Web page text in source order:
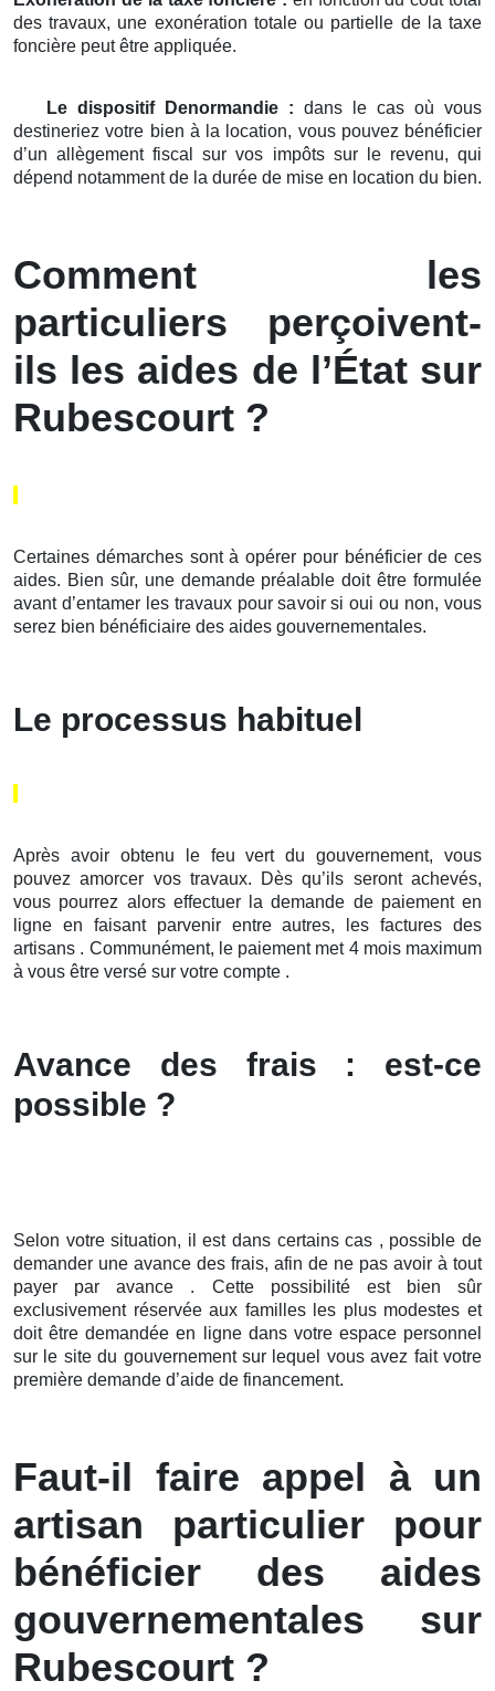
des travaux, une exonération totale ou partielle de la taxe
foncière peut être appliquée.
Le dispositif Denormandie : dans le cas où vous
destineriez votre bien à la location, vous pouvez bénéficier
d’un allègement fiscal sur vos impôts sur le revenu, qui
dépend notamment de la durée de mise en location du bien.
Comment les
particuliers perçoivent-
ils les aides de l’État sur
Rubescourt ?
Certaines démarches sont à opérer pour bénéficier de ces
aides. Bien sûr, une demande préalable doit être formulée
avant d’entamer les travaux pour savoir si oui ou non, vous
serez bien bénéficiaire des aides gouvernementales.
Le processus habituel
Après avoir obtenu le feu vert du gouvernement, vous
pouvez amorcer vos travaux. Dès qu’ils seront achevés,
vous pourrez alors effectuer la demande de paiement en
ligne en faisant parvenir entre autres, les factures des
artisans . Communément, le paiement met 4 mois maximum
à vous être versé sur votre compte .
Avance des frais : est-ce
possible ?
Selon votre situation, il est dans certains cas , possible de
demander une avance des frais, afin de ne pas avoir à tout
payer par avance . Cette possibilité est bien sûr
exclusivement réservée aux familles les plus modestes et
doit être demandée en ligne dans votre espace personnel
sur le site du gouvernement sur lequel vous avez fait votre
première demande d’aide de financement.
Faut-il faire appel à un
artisan particulier pour
bénéficier des aides
gouvernementales sur
Rubescourt ?